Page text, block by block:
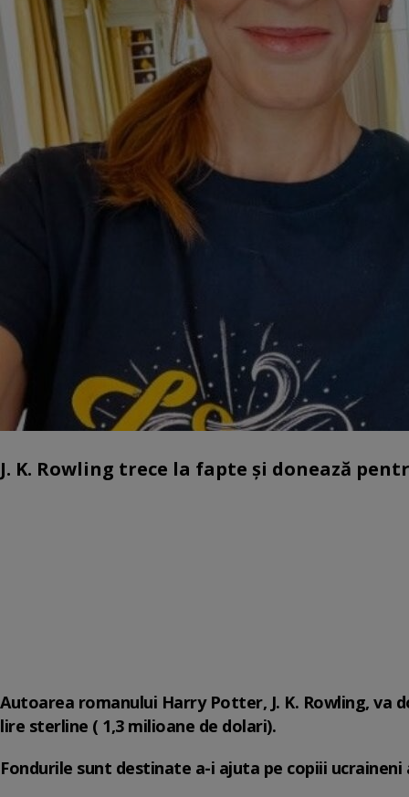
J. K. Rowling trece la fapte și donează
Autoarea romanului Harry Potter, J. K. Rowling, va
lire sterline ( 1,3 milioane de dolari).
Fondurile sunt destinate a-i ajuta pe copiii